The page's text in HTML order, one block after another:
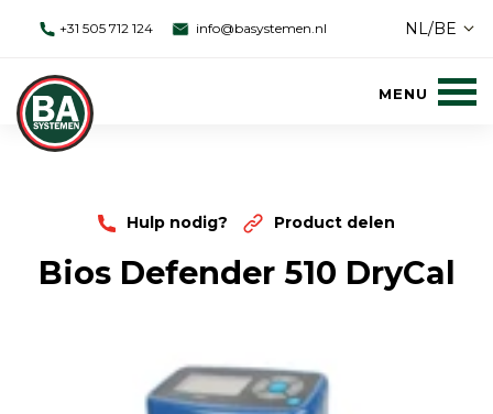
+31 505 712 124 info@basystemen.nl NL/BE
Hulp nodig? Product delen
Bios Defender 510 DryCal